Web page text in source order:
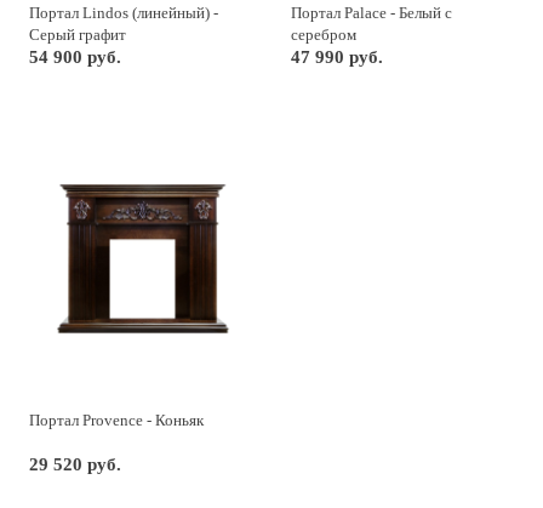
Портал Lindos (линейный) -
Серый графит
54 900 руб.
Портал Palace - Белый с
серебром
47 990 руб.
Портал Provence - Коньяк
29 520 руб.